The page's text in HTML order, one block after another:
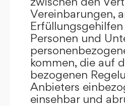
Vereinbarungen,
Personen und
kommen, die auf
bezogenen
Anbieters
einsehbar und